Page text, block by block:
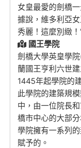
女皇最愛的劍橋
據說，維多利亞
秀麗！這麼別緻！
國王學院
劍橋大學英皇學
蘭國王亨利六世
1445年起學院的
此學院的建築規
中，由一位院長
橋市中心的大部
學院擁有一系列
賦予的。